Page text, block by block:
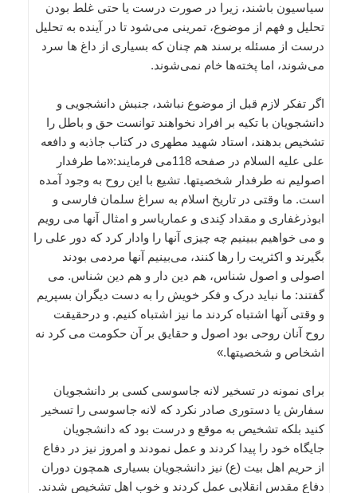
سیاسیون باشند، زیرا در صورت درست یا حتی غلط بودن
تحلیل و فهم از موضوع، تمرینی می‌‌شود تا در آینده به تحلیل
درست از مسئله برسند هم چنان که بسیاری از داغ ها سرد
می‌‌شوند، اما پخته‌‌ها خام نمی‌‌شوند.
اگر تفکر لازم قبل از موضوع نباشد، جنبش دانشجویی و
دانشجویان با تکیه بر افراد نخواهند توانست حق و باطل را
تشخیص بدهند، استاد شهید مطهری در کتاب جاذبه و دافعه
علی علیه السلام در صفحه 118می فرمایند:«ما طرفدار
اصولیم نه طرفدار شخصیتها. تشیع با این روح به وجود آمده
است. ما وقتی در تاریخ اسلام به سراغ سلمان فارسی و
ابوذرغفاری و مقداد کِندی و عماریاسر و امثال آنها می رویم
و می خواهیم ببینیم چه چیزی آنها را وادار کرد که دور علی را
بگیرند و اکثریت را رها کنند، می‌‌بینیم آنها مردمی بودند
اصولی و اصول شناس، هم دین دار و هم دین شناس. می
گفتند: ما نباید درک و فکر خویش را به دست دیگران بسپریم
و وقتی آنها اشتباه کردند ما نیز اشتباه کنیم. و درحقیقت
روح آنان روحی بود اصول و حقایق بر آن حکومت می کرد نه
اشخاص و شخصیتها.»
برای نمونه در تسخیر لانه جاسوسی کسی بر دانشجویان
سفارش یا دستوری صادر نکرد که لانه جاسوسی را تسخیر
کنید بلکه تشخیص به موقع و درست بود که دانشجویان
جایگاه خود را پیدا کردند و عمل نمودند و امروز نیز در دفاع
از حریم اهل بیت (ع) نیز دانشجویان بسیاری همچون دوران
دفاع مقدس انقلابی عمل کردند و خوب اهل تشخیص شدند.